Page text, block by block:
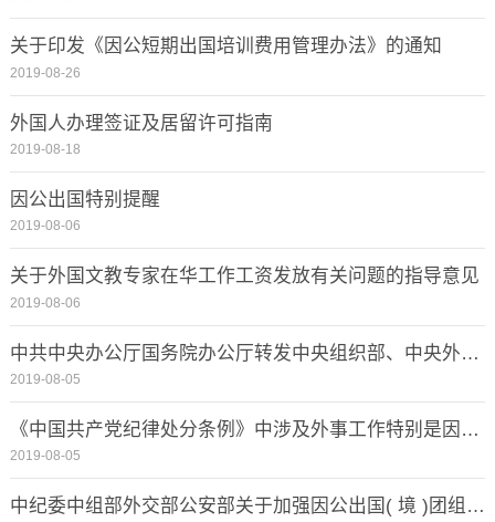
关于印发《因公短期出国培训费用管理办法》的通知
2019-08-26
外国人办理签证及居留许可指南
2019-08-18
因公出国特别提醒
2019-08-06
关于外国文教专家在华工作工资发放有关问题的指导意见
2019-08-06
中共中央办公厅国务院办公厅转发中央组织部、中央外办等部门《关于加强和改进教学科研人员因公临时出国...
2019-08-05
《中国共产党纪律处分条例》中涉及外事工作特别是因公出国的8条规定
2019-08-05
中纪委中组部外交部公安部关于加强因公出国( 境 )团组境外纪律的通知